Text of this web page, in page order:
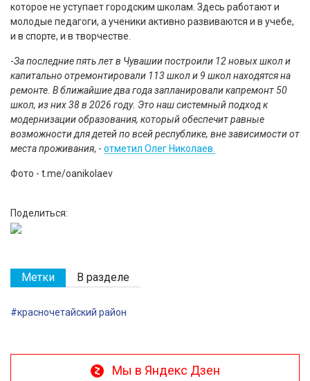
которое не уступает городским школам. Здесь работают и
молодые педагоги, а ученики активно развиваются и в учебе,
и в спорте, и в творчестве.
-За последние пять лет в Чувашии построили 12 новых школ и
капитально отремонтировали 113 школ и 9 школ находятся на
ремонте. В ближайшие два года запланировали капремонт 50
школ, из них 38 в 2026 году. Это наш системный подход к
модернизации образования, который обеспечит равные
возможности для детей по всей республике, вне зависимости от
места проживания, - отметил Олег Николаев.
Фото - t.me/oanikolaev
Поделиться:
Метки В разделе
#красночетайский район
Мы в Яндекс Дзен